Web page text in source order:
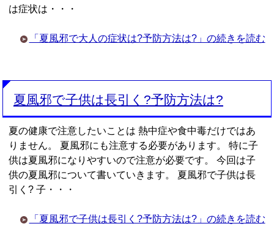
は症状は・・・
「夏風邪で大人の症状は?予防方法は?」の続きを読む
夏風邪で子供は長引く?予防方法は?
夏の健康で注意したいことは 熱中症や食中毒だけではあ
りません。 夏風邪にも注意する必要があります。 特に子
供は夏風邪になりやすいので注意が必要です。 今回は子
供の夏風邪について書いていきます。 夏風邪で子供は長
引く? 子・・・
「夏風邪で子供は長引く?予防方法は?」の続きを読む